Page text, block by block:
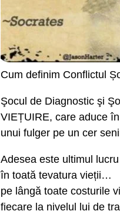
Cum definim Conflictul
Şocul de Diagnostic şi
VIEȚUIRE, care aduce
unui fulger pe un cer
Adesea este ultimul
în toată tevatura vieții…
pe lângă toate costurile
fiecare la nivelul lui de